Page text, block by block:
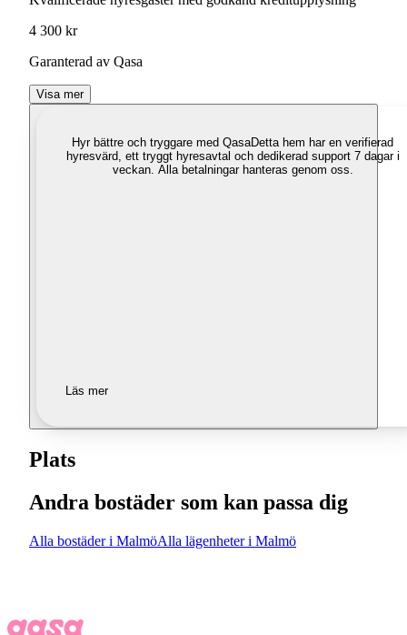
4 300 kr
Garanterad av Qasa
Visa mer
Hyr bättre och tryggare med QasaDetta hem har en verifierad
hyresvärd, ett tryggt hyresavtal och dedikerad support 7 dagar i
veckan. Alla betalningar hanteras genom oss.
Läs mer
Plats
Andra bostäder som kan passa dig
Alla bostäder i MalmöAlla lägenheter i Malmö